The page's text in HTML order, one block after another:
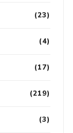
(23)
(4)
(17)
(219)
(3)